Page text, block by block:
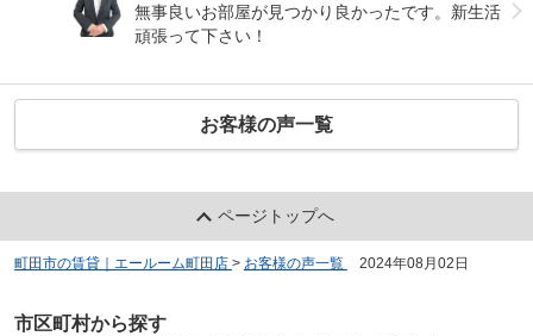
無事良いお部屋が見つかり良かったです。新生活
頑張って下さい！
お客様の声一覧
ページトップへ
町田市の賃貸｜エールーム町田店 > お客様の声一覧 2024年08月02日
市区町村から探す